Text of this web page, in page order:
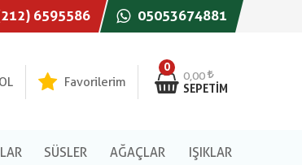
6595586 05053674881
0
0,00
SEPETIM
Favorilerim
SÜSLER AĞAÇLAR IŞIKLAR